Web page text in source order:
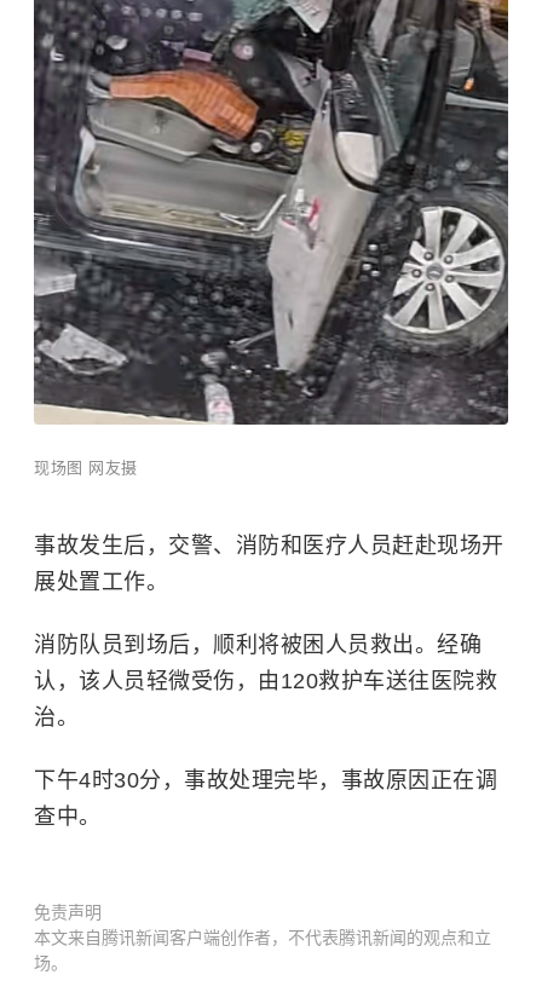
现场图 网友摄
事故发生后，交警、消防和医疗人员赶赴现场开
展处置工作。
消防队员到场后，顺利将被困人员救出。经确
认，该人员轻微受伤，由120救护车送往医院救
治。
下午4时30分，事故处理完毕，事故原因正在调
查中。
免责声明
本文来自腾讯新闻客户端创作者，不代表腾讯新闻的观点和立
场。